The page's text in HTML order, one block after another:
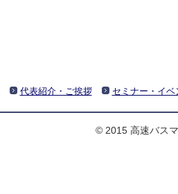
代表紹介・ご挨拶 セミナー・イベ
© 2015 高速バス